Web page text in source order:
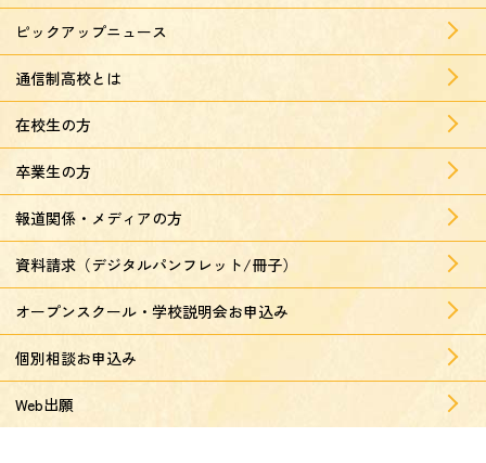
ピックアップニュース
通信制高校とは
在校生の方
卒業生の方
報道関係・メディアの方
資料請求（デジタルパンフレット/冊子）
オープンスクール・学校説明会お申込み
個別相談お申込み
Web出願